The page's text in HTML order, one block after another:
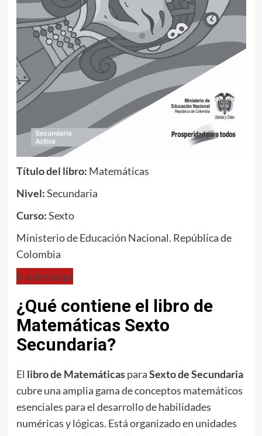
Título del libro: Matemáticas
Nivel:Secundaria
Curso:Sexto
Ministerio de Educación Nacional. República de
Colombia
Ir a descarga
¿Qué contiene el libro de
Matemáticas Sexto
Secundaria?
El libro de MatemáticasparaSexto de Secundaria
cubre una amplia gama de conceptos matemáticos
esenciales para el desarrollo de habilidades
numéricas y lógicas. Está organizado en unidades